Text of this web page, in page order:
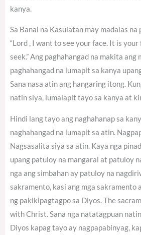
kanya.
Sa Banal na Kasulatan may madalas na
“Lord , I want to see your face. It is
seek.” Ang paghahangad na makita ang
paghahangad na lumapit sa kanya
Sana nasa atin ang hangaring itong.
natin siya, lumalapit tayo sa kanya at
Hindi lang tayo ang naghahanap sa
naghahangad na lumapit sa atin.
Nagsasalita siya sa atin. Kaya nga
upang patuloy na mangaral at patuloy
nga ang simbahan ay patuloy na
sakramento, kasi ang mga sakramento
ng pakikipagtagpo sa Diyos. The
with Christ. Sana nga natatagpuan
Diyos kapag tayo ay nagpapabinyag,